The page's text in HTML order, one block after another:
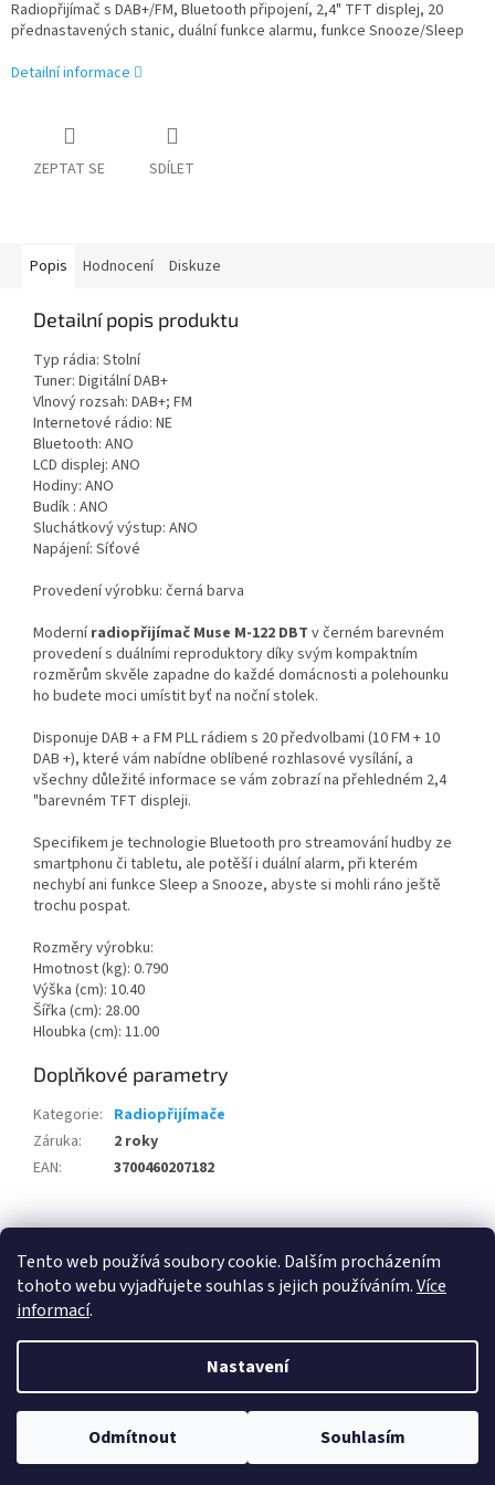
Tento web používá soubory cookie. Dalším procházením
tohoto webu vyjadřujete souhlas s jejich používáním.Více
informací.
Nastavení
Odmítnout Souhlasím
Radiopřijímač s DAB+/FM, Bluetooth připojení, 2,4" TFT displej, 20
přednastavených stanic, duální funkce alarmu, funkce Snooze/Sleep
Detailní informace
ZEPTAT SE SDÍLET
Popis Hodnocení Diskuze
Detailní popis produktu
Typ rádia: Stolní
Tuner: Digitální DAB+
Vlnový rozsah: DAB+; FM
Internetové rádio: NE
Bluetooth: ANO
LCD displej: ANO
Hodiny: ANO
Budík : ANO
Sluchátkový výstup: ANO
Napájení: Síťové
Provedení výrobku: černá barva
Moderníradiopřijímač Muse M-122 DBT v černém barevném
provedení s duálními reproduktory díky svým kompaktním
rozměrům skvěle zapadne do každé domácnosti a polehounku
ho budete moci umístit byť na noční stolek.
Disponuje DAB + a FM PLL rádiem s 20 předvolbami (10 FM + 10
DAB +), které vám nabídne oblíbené rozhlasové vysílání, a
všechny důležité informace se vám zobrazí na přehledném 2,4
"barevném TFT displeji.
Specifikem je technologie Bluetooth pro streamování hudby ze
smartphonu či tabletu, ale potěší i duální alarm, při kterém
nechybí ani funkce Sleep a Snooze, abyste si mohli ráno ještě
trochu pospat.
Rozměry výrobku:
Hmotnost (kg): 0.790
Výška (cm): 10.40
Šířka (cm): 28.00
Hloubka (cm): 11.00
Doplňkové parametry
Kategorie: Radiopřijímače
Záruka:
2 roky
EAN: 3700460207182
Z
100 % zákazníků Heureka.cz nás doporučuje! Zboží.cz Firmy.cz
Vytvořil Shoptet
Copyright 2026Elektro KVART . Všechna práva vyhrazena.